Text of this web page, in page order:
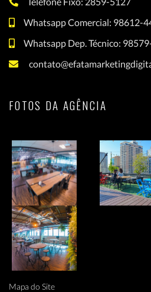
Whatsapp Comercial: 98612-
Whatsapp Dep. Técnico:
FOTOS DA AGÊNCIA
Mapa do Site